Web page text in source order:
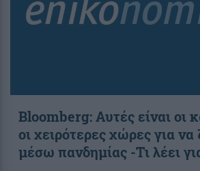
Bloomberg: Αυτές είναι οι
οι χειρότερες χώρες για να
μέσω πανδημίας -Τι λέει